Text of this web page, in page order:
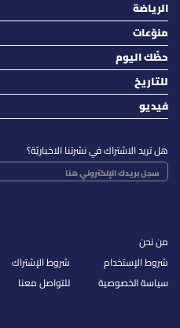
الرياضة
منوّعات
حظّك اليوم
للتاريخ
فيديو
هل تريد الاشتراك في نشرتنا الاخباريّة؟
من نحن
شروط الإستخدام
سياسة الخصوصية
شروط الإشتراك
للتواصل معنا